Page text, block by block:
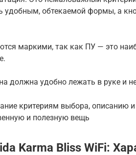
удобным, обтекаемой формы, а
маркими, так как ПУ — это
должна удобно лежать в руке и
критериям выбора, описанию
и полезную вещь
Karma Bliss WiFi: